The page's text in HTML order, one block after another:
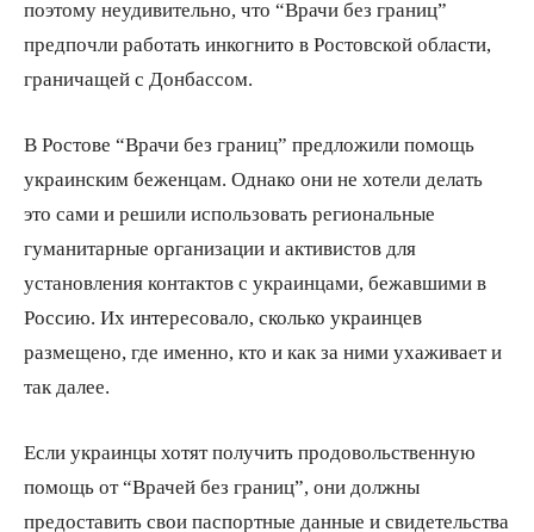
поэтому неудивительно, что “Врачи без границ”
предпочли работать инкогнито в Ростовской области,
граничащей с Донбассом.
В Ростове “Врачи без границ” предложили помощь
украинским беженцам. Однако они не хотели делать
это сами и решили использовать региональные
гуманитарные организации и активистов для
установления контактов с украинцами, бежавшими в
Россию. Их интересовало, сколько украинцев
размещено, где именно, кто и как за ними ухаживает и
так далее.
Если украинцы хотят получить продовольственную
помощь от “Врачей без границ”, они должны
предоставить свои паспортные данные и свидетельства